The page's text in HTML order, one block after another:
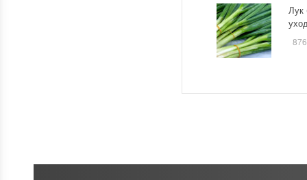
Лук